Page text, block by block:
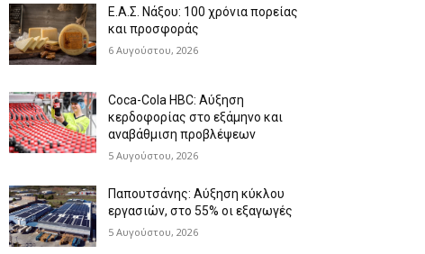
Ε.Α.Σ. Νάξου: 100 χρόνια πορείας
και προσφοράς
6 Αυγούστου, 2026
Coca-Cola HBC: Αύξηση
κερδοφορίας στο εξάμηνο και
αναβάθμιση προβλέψεων
5 Αυγούστου, 2026
Παπουτσάνης: Αύξηση κύκλου
εργασιών, στο 55% οι εξαγωγές
5 Αυγούστου, 2026